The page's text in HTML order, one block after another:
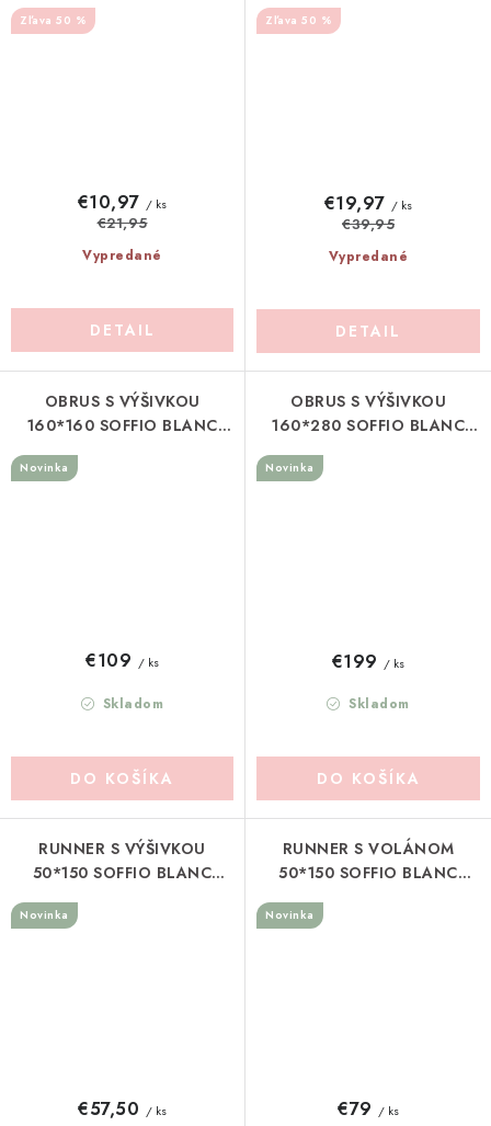
50 %
Vypredané
€10,97 / ks
€21,95
DETAIL
50 %
Vypredané
€19,97 / ks
€39,95
DETAIL
OBRUS S VÝŠIVKOU
160*160 SOFFIO BLANC
MARICLO (A41063)
Novinka
Skladom
€109 / ks
DO KOŠÍKA
OBRUS S VÝŠIVKOU
160*280 SOFFIO BLANC
MARICLO (A41064)
Novinka
Skladom
€199 / ks
DO KOŠÍKA
RUNNER S VÝŠIVKOU
50*150 SOFFIO BLANC
MARICLO (A41062)
Novinka
€57,50 / ks
RUNNER S VOLÁNOM
50*150 SOFFIO BLANC
MARICLO (A41052)
Novinka
€79 / ks